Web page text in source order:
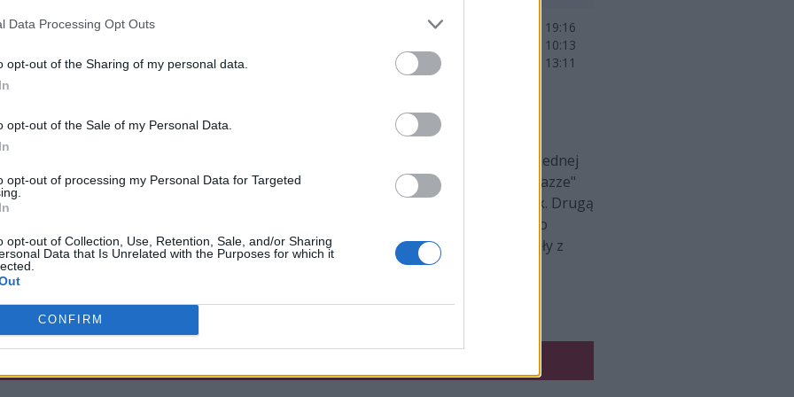
Data Processing Opt Outs
opt-out of the Sharing of my personal data.
opt-out of the Sale of my Personal Data.
opt-out of processing my Personal Data for Targeted
opt-out of Collection, Use, Retention, Sale, and/or Sharing
Data that Is Unrelated with the Purposes for which it
CONFIRM
Train 19:16
Mirage 10:13
Inferno 13:11
MOUZ
się od pojedynku pomiędzy dwiema wschodnioeuropejskimi formacjami. Po jednej
"zweiha" Gogina. Po drugiej natomiast Natus Vincere, gdzie gra już Drin "makazze"
nie można kategorycznie skreślać podopiecznych Urszuli "Xirreth" Klimczak. Drugą
MOUZ. I tutaj nie ma już wątpliwości. Każde inne rozstrzygnięcie niż zwycięstwo
niespodzianką. Tym bardziej że Pszczoły po wakacjach bynajmniej nie spuściły z
IEM Cologne.
2025: